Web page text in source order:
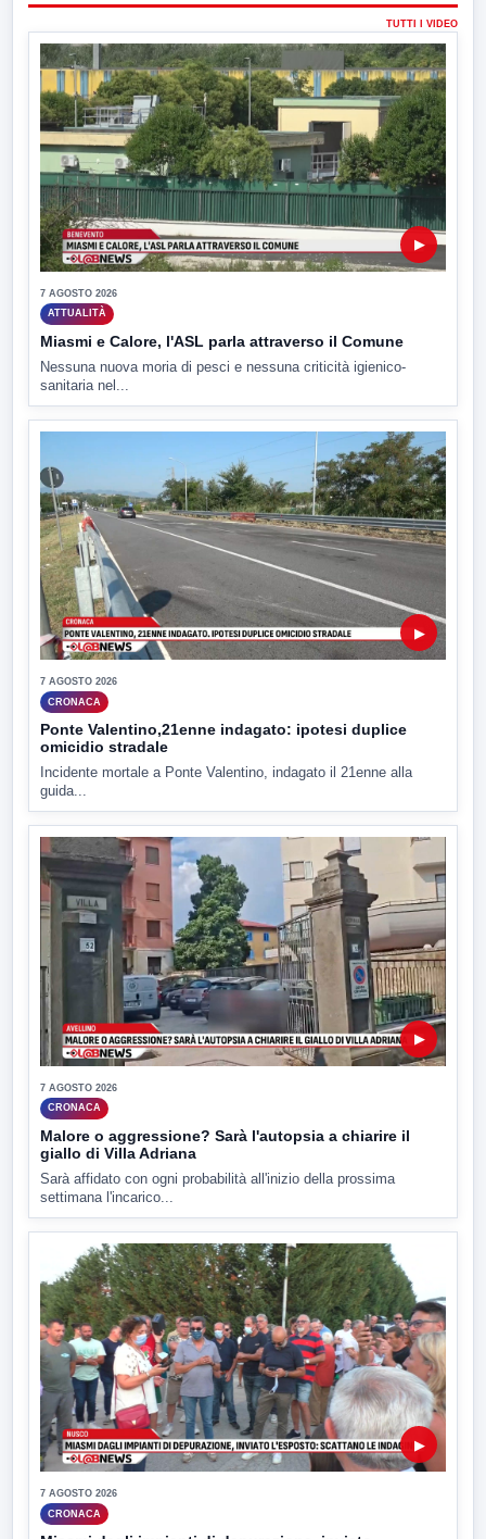
TUTTI I VIDEO
▶
7 AGOSTO 2026
ATTUALITÀ
Miasmi e Calore, l'ASL parla attraverso il Comune
Nessuna nuova moria di pesci e nessuna criticità igienico-
sanitaria nel...
▶
7 AGOSTO 2026
CRONACA
Ponte Valentino,21enne indagato: ipotesi duplice
omicidio stradale
Incidente mortale a Ponte Valentino, indagato il 21enne alla
guida...
▶
7 AGOSTO 2026
CRONACA
Malore o aggressione? Sarà l'autopsia a chiarire il
giallo di Villa Adriana
Sarà affidato con ogni probabilità all'inizio della prossima
settimana l'incarico...
▶
7 AGOSTO 2026
CRONACA